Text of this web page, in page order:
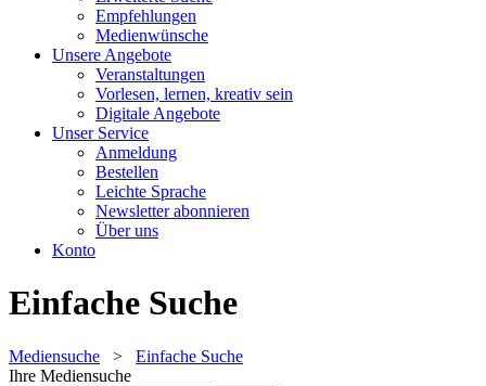
Empfehlungen
Medienwünsche
Unsere Angebote
Veranstaltungen
Vorlesen, lernen, kreativ sein
Digitale Angebote
Unser Service
Anmeldung
Bestellen
Leichte Sprache
Newsletter abonnieren
Über uns
Konto
Einfache Suche
Mediensuche > Einfache Suche
Ihre Mediensuche